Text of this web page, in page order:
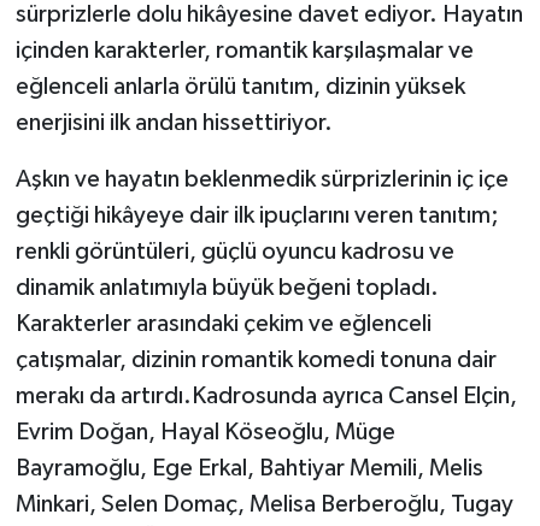
sürprizlerle dolu hikâyesine davet ediyor. Hayatın
içinden karakterler, romantik karşılaşmalar ve
eğlenceli anlarla örülü tanıtım, dizinin yüksek
enerjisini ilk andan hissettiriyor.
Aşkın ve hayatın beklenmedik sürprizlerinin iç içe
geçtiği hikâyeye dair ilk ipuçlarını veren tanıtım;
renkli görüntüleri, güçlü oyuncu kadrosu ve
dinamik anlatımıyla büyük beğeni topladı.
Karakterler arasındaki çekim ve eğlenceli
çatışmalar, dizinin romantik komedi tonuna dair
merakı da artırdı.Kadrosunda ayrıca Cansel Elçin,
Evrim Doğan, Hayal Köseoğlu, Müge
Bayramoğlu, Ege Erkal, Bahtiyar Memili, Melis
Minkari, Selen Domaç, Melisa Berberoğlu, Tugay